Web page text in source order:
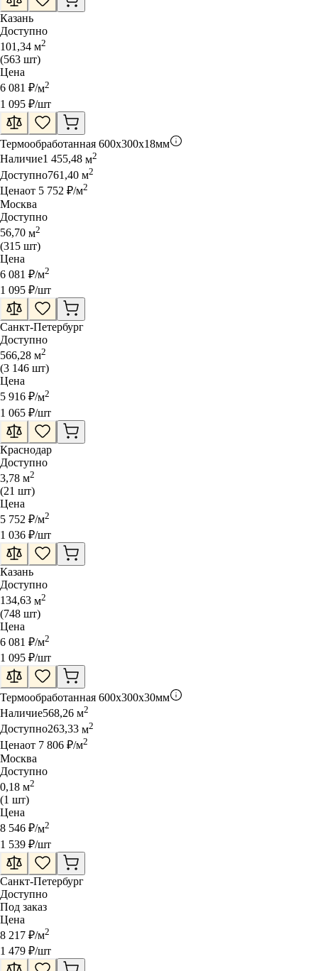
Казань
Доступно
101,34 м2
(563 шт)
Цена
6 081 ₽/м2
1 095 ₽/шт
Термообработанная 600x300x18мм
Наличие1 455,48 м2
Доступно761,40 м2
Ценаот 5 752 ₽/м2
Москва
Доступно
56,70 м2
(315 шт)
Цена
6 081 ₽/м2
1 095 ₽/шт
Санкт-Петербург
Доступно
566,28 м2
(3 146 шт)
Цена
5 916 ₽/м2
1 065 ₽/шт
Краснодар
Доступно
3,78 м2
(21 шт)
Цена
5 752 ₽/м2
1 036 ₽/шт
Казань
Доступно
134,63 м2
(748 шт)
Цена
6 081 ₽/м2
1 095 ₽/шт
Термообработанная 600x300x30мм
Наличие568,26 м2
Доступно263,33 м2
Ценаот 7 806 ₽/м2
Москва
Доступно
0,18 м2
(1 шт)
Цена
8 546 ₽/м2
1 539 ₽/шт
Санкт-Петербург
Доступно
Под заказ
Цена
8 217 ₽/м2
1 479 ₽/шт